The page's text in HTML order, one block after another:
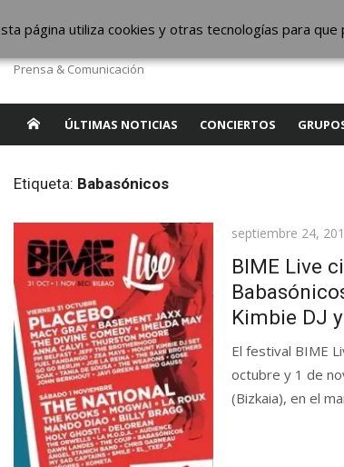
The Borderline Music
Prensa & Comunicación
ÚLTIMAS NOTICIAS CONCIERTOS
Etiqueta: Babasónicos
Publicada
septiembre 24,
BIME Live
Kimbie DJ
El festival BIME
octubre y 1 de
(Bizkaia), en el
página utiliza cookies y otras tecnologías para